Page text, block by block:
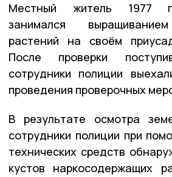
Местный житель 1977
занимался
растений на своём
После проверки
сотрудники полиции
проведения проверочных
В результате осмотра
сотрудники полиции при
технических средств
кустов наркосодержащих